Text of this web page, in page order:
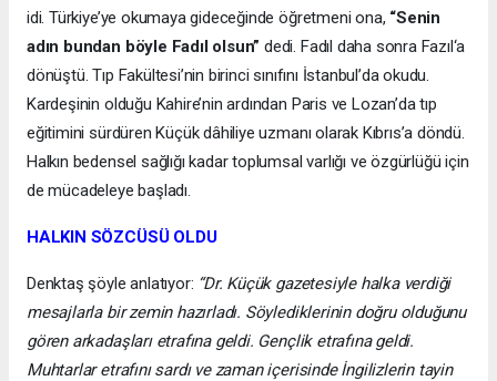
idi. Türkiye’ye okumaya gideceğinde öğretmeni ona, “Senin
adın bundan böyle Fadıl olsun” dedi. Fadıl daha sonra Fazıl‘a
dönüştü. Tıp Fakültesi’nin birinci sınıfını İstanbul’da okudu.
Kardeşinin olduğu Kahire’nin ardından Paris ve Lozan’da tıp
eğitimini sürdüren Küçük dâhiliye uzmanı olarak Kıbrıs’a döndü.
Halkın bedensel sağlığı kadar toplumsal varlığı ve özgürlüğü için
de mücadeleye başladı.
HALKIN SÖZCÜSÜ OLDU
Denktaş şöyle anlatıyor: “Dr. Küçük gazetesiyle halka verdiği
mesajlarla bir zemin hazırladı. Söylediklerinin doğru olduğunu
gören arkadaşları etrafına geldi. Gençlik etrafına geldi.
Muhtarlar etrafını sardı ve zaman içerisinde İngilizlerin tayin